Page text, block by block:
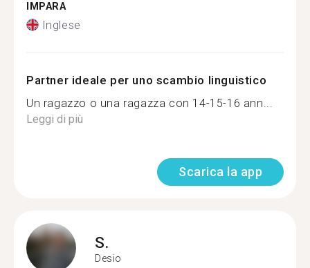
IMPARA
Inglese
Partner ideale per uno scambio linguistico
Un ragazzo o una ragazza con 14-15-16 ann...
Leggi di più
Scarica la app
S.
Desio